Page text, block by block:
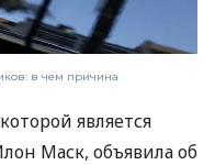
в чем причина
является
Маск, объявила об